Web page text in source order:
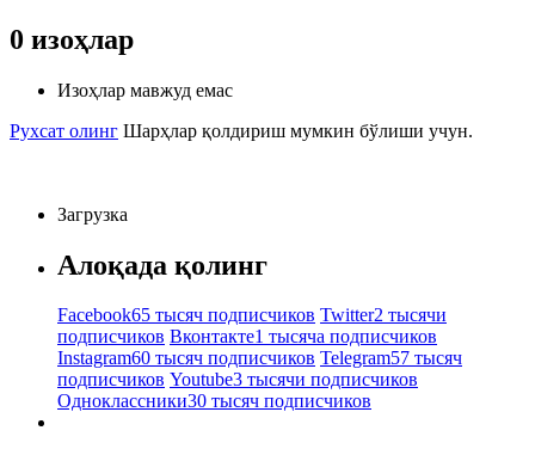
0 изоҳлар
Изоҳлар мавжуд емас
Рухсат олинг Шарҳлар қолдириш мумкин бўлиши учун.
Загрузка
Алоқада қолинг
Facebook65 тысяч подписчиков Twitter2 тысячи
подписчиков Вконтакте1 тысяча подписчиков
Instagram60 тысяч подписчиков Telegram57 тысяч
подписчиков Youtube3 тысячи подписчиков
Одноклассники30 тысяч подписчиков